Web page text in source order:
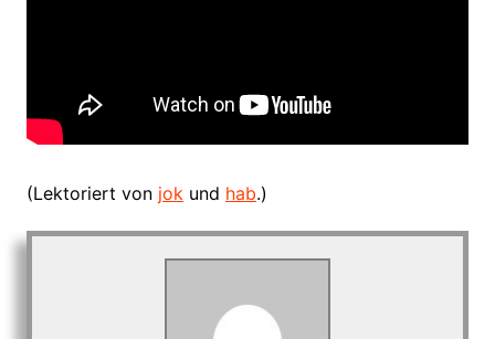
(Lektoriert von jok und hab.)